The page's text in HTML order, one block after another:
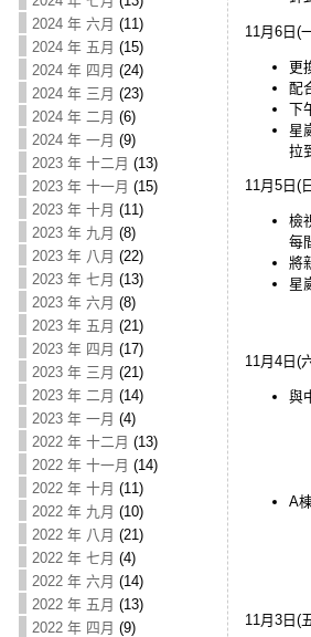
2024 年 六月 (11)
2024 年 五月 (15)
2024 年 四月 (24)
2024 年 三月 (23)
2024 年 二月 (6)
2024 年 一月 (9)
2023 年 十二月 (13)
2023 年 十一月 (15)
2023 年 十月 (11)
2023 年 九月 (8)
2023 年 八月 (22)
2023 年 七月 (13)
2023 年 六月 (8)
2023 年 五月 (21)
2023 年 四月 (17)
2023 年 三月 (21)
2023 年 二月 (14)
2023 年 一月 (4)
2022 年 十二月 (13)
2022 年 十一月 (14)
2022 年 十月 (11)
2022 年 九月 (10)
2022 年 八月 (21)
2022 年 七月 (4)
2022 年 六月 (14)
2022 年 五月 (13)
2022 年 四月 (9)
11月6日(
更
配
下
星
拉
11月5日(
檢
每
將
星
11月4日(
與
A
11月3日(